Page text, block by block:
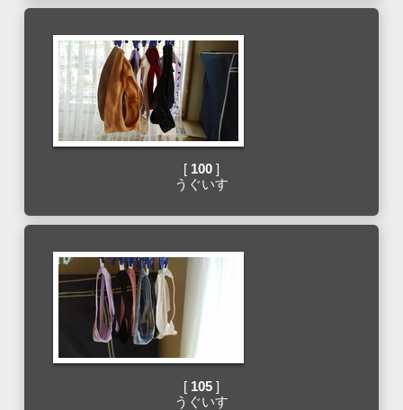
[ 100]
うぐいす
[ 105]
うぐいす